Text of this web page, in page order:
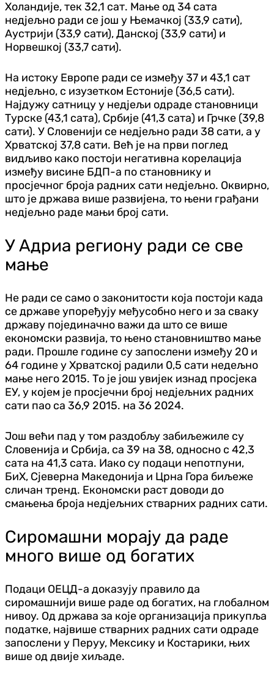
Холандије, тек 32,1 сат. Мање од 34 сата
недјељно ради се још у Њемачкој (33,9 сати),
Аустрији (33,9 сати), Данској (33,9 сати) и
Норвешкој (33,7 сати).
На истоку Европе ради се између 37 и 43,1 сат
недјељно, с изузетком Естоније (36,5 сати).
Најдужу сатницу у недјељи одраде становници
Турске (43,1 сата), Србије (41,3 сата) и Грчке (39,8
сати). У Словенији се недјељно ради 38 сати, а у
Хрватској 37,8 сати. Већ је на први поглед
видљиво како постоји негативна корелација
између висине БДП-а по становнику и
просјечног броја радних сати недјељно. Оквирно,
што је држава више развијена, то њени грађани
недјељно раде мањи број сати.
У Адриа региону ради се све
мање
Не ради се само о законитости која постоји када
се државе упоређују међусобно него и за сваку
државу појединачно важи да што се више
економски развија, то њено становништво мање
ради. Прошле године су запослени између 20 и
64 године у Хрватској радили 0,5 сати недељно
мање него 2015. То је још увијек изнад просјека
ЕУ, у којем је просјечни број недјељних радних
сати пао са 36,9 2015. на 36 2024.
Још већи пад у том раздобљу забиљежиле су
Словенија и Србија, са 39 на 38, односно с 42,3
сата на 41,3 сата. Иако су подаци непотпуни,
БиХ, Сјеверна Македонија и Црна Гора биљеже
сличан тренд. Економски раст доводи до
смањења броја недјељних стварних радних сати.
Сиромашни морају да раде
много више од богатих
Подаци ОЕЦД-а доказују правило да
сиромашнији више раде од богатих, на глобалном
нивоу. Од држава за које организација прикупља
податке, највише стварних радних сати одраде
запослени у Перуу, Мексику и Костарики, њих
више од двије хиљаде.